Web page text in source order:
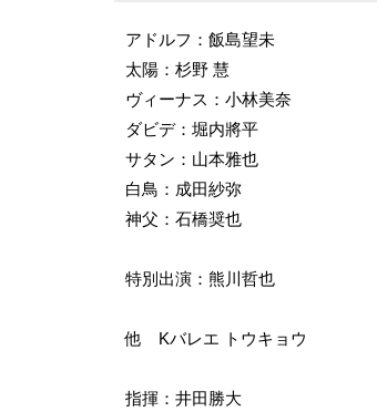
アドルフ：飯島望未
太陽：杉野 慧
ヴィーナス：小林美奈
ダビデ：堀内將平
サタン：山本雅也
白鳥：成田紗弥
神父：石橋奨也
特別出演：熊川哲也
他 Kバレエ トウキョウ
指揮：井田勝大